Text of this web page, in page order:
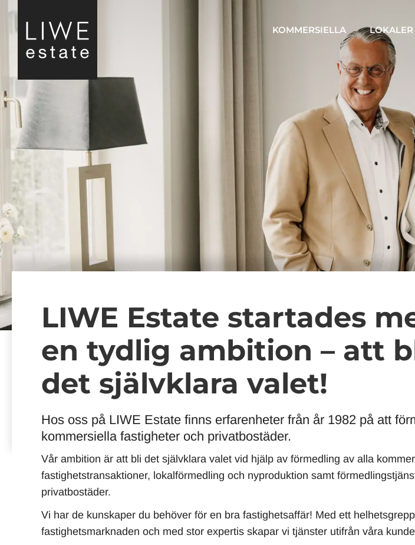
KOMMERSIELLA LOKALER
LIWE Estate startades
en tydlig ambition – att
det självklara valet!
Hos oss på LIWE Estate finns erfarenheter från år 1982 på att
kommersiella fastigheter och privatbostäder.
Vår ambition är att bli det självklara valet vid hjälp av förmedling av alla
fastighetstransaktioner, lokalförmedling och nyproduktion samt
privatbostäder.
Vi har de kunskaper du behöver för en bra fastighetsaffär! Med ett
fastighetsmarknaden och med stor expertis skapar vi tjänster utifrån våra